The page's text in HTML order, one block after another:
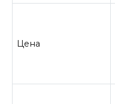
Цена